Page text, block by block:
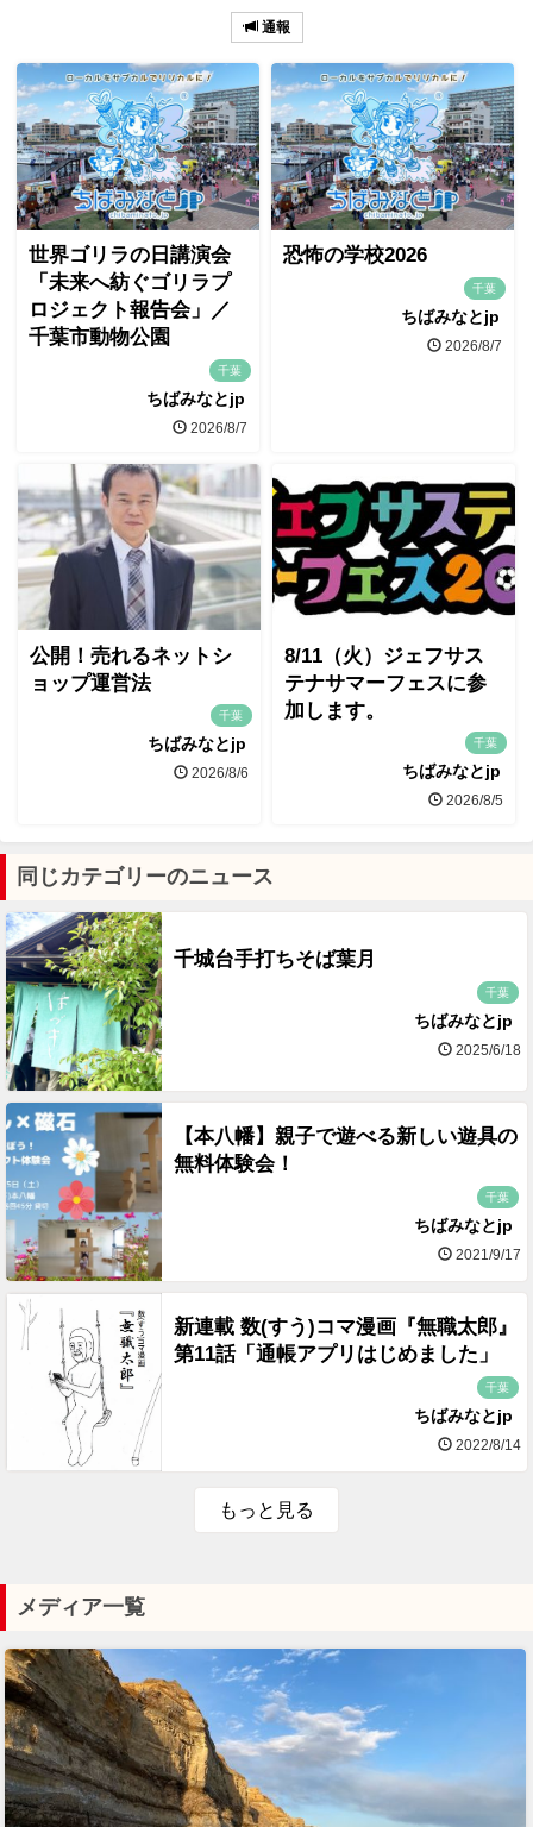
通報
世界ゴリラの日講演会
「未来へ紡ぐゴリラプ
ロジェクト報告会」／
千葉市動物公園
千葉
ちばみなとjp
2026/8/7
恐怖の学校2026
千葉
ちばみなとjp
2026/8/7
公開！売れるネットシ
ョップ運営法
千葉
ちばみなとjp
2026/8/6
8/11（火）ジェフサス
テナサマーフェスに参
加します。
千葉
ちばみなとjp
2026/8/5
同じカテゴリーのニュース
千城台手打ちそば葉月
千葉
ちばみなとjp
2025/6/18
【本八幡】親子で遊べる新しい遊具の
無料体験会！
千葉
ちばみなとjp
2021/9/17
新連載 数(すう)コマ漫画『無職太郎』
第11話「通帳アプリはじめました」
千葉
ちばみなとjp
2022/8/14
もっと見る
メディア一覧